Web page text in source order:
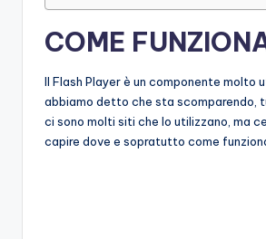
COME
Il Flash Player è un componente molto
abbiamo detto che sta scomparendo,
ci sono molti siti che lo utilizzano, ma
capire dove e sopratutto come